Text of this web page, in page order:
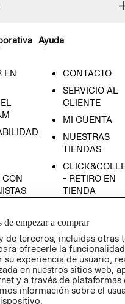
EN
CON
Ayuda
CONTACTO
SERVICIO AL
CLIENTE
MI CUENTA
NUESTRAS
TIENDAS
- RETIRO EN
TIENDA
CONDICIONES
AVISO DE
PRIVACIDAD
GIFT CARD
AVISO DE
COOKIES
de empezar a comprar
de terceros, incluidas otras
ofrecerle la
experiencia de usuario,
en nuestros sitios web,
y a través de plataformas
información sobre el